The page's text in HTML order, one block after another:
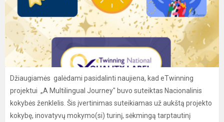
Džiaugiamės galėdami pasidalinti naujiena, kad eTwinning
projektui „A Multilingual Journey" buvo suteiktas Nacionalinis
kokybės ženklelis. Šis įvertinimas suteikiamas už aukštą projekto
kokybę, inovatyvų mokymo(si) turinį, sėkmingą tarptautinį